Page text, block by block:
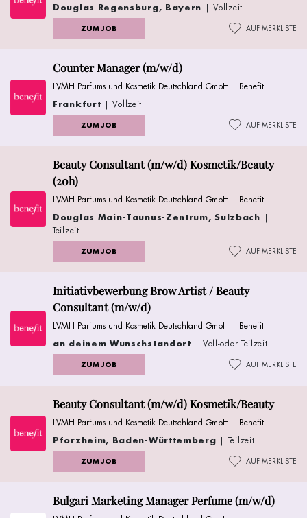
Douglas Regensburg, Bayern | Vollzeit
ZUM JOB AUF MERKLISTE
Counter Manager (m/w/d)
LVMH Parfums und Kosmetik Deutschland GmbH | Benefit
Frankfurt | Vollzeit
ZUM JOB AUF MERKLISTE
Beauty Consultant (m/w/d) Kosmetik/Beauty
(20h)
LVMH Parfums und Kosmetik Deutschland GmbH | Benefit
Douglas Main-Taunus-Zentrum, Sulzbach |
Teilzeit
ZUM JOB AUF MERKLISTE
Initiativbewerbung Brow Artist / Beauty
Consultant (m/w/d)
LVMH Parfums und Kosmetik Deutschland GmbH | Benefit
an deinem Wunschstandort | Voll-oder Teilzeit
ZUM JOB AUF MERKLISTE
Beauty Consultant (m/w/d) Kosmetik/Beauty
LVMH Parfums und Kosmetik Deutschland GmbH | Benefit
Pforzheim, Baden-Württemberg | Teilzeit
ZUM JOB AUF MERKLISTE
Bulgari Marketing Manager Perfume (m/w/d)